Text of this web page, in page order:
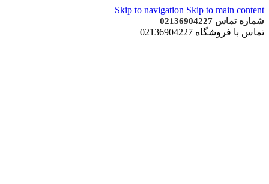
Skip to navigation Skip to main content
شماره تماس 02136904227
تماس با فروشگاه 02136904227